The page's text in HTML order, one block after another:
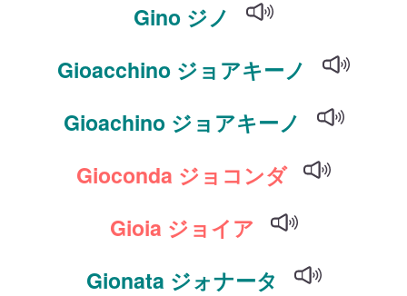
Gino ジノ
Gioacchino ジョアキーノ
Gioachino ジョアキーノ
Gioconda ジョコンダ
Gioia ジョイア
Gionata ジォナータ